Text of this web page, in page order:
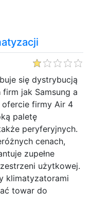
się dystrybucją
jak Samsung a
ofercie firmy Air 4
paletę
peryferyjnych.
cenach,
zupełne
użytkowej.
klimatyzatorami
towar do